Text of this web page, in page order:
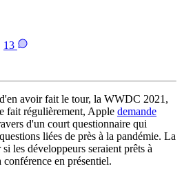
13
avoir fait le tour, la WWDC 2021,
fait régulièrement, Apple demande
d'un court questionnaire qui
liées de près à la pandémie. La
les développeurs seraient prêts à
en présentiel.